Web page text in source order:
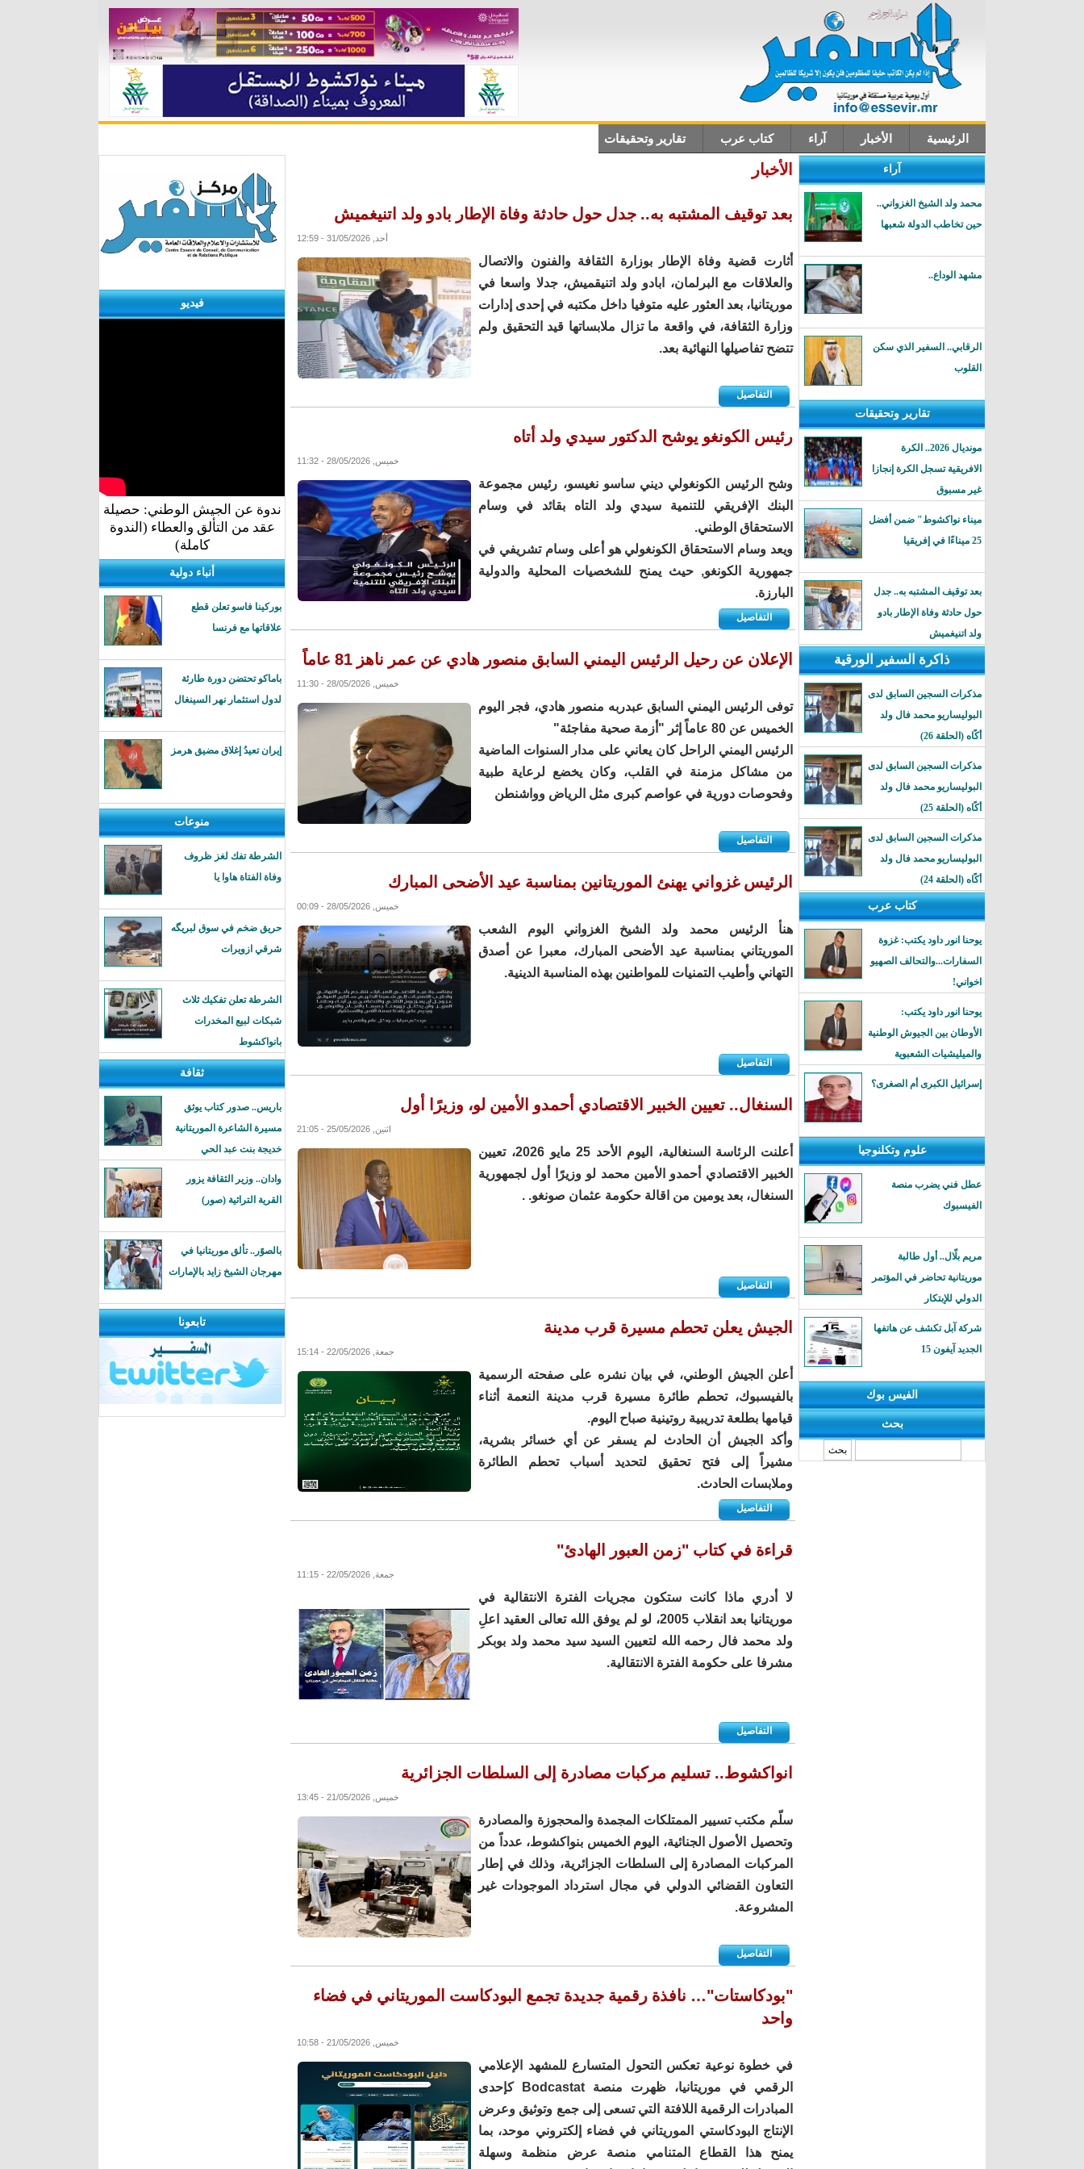
الرئيسية الأخبار آراء كتاب عرب تقارير وتحقيقات
آراء
محمد ولد الشيخ الغزواني..
حين تخاطب الدولة شعبها
مشهد الوداع..
الرقابي.. السفير الذي سكن
القلوب
تقارير وتحقيقات
مونديال 2026.. الكرة
الافريقية تسجل الكرة إنجازا
غير مسبوق
ميناء نواكشوط" ضمن أفضل
25 ميناءًا في إفريقيا
بعد توقيف المشتبه به.. جدل
حول حادثة وفاة الإطار بادو
ولد اتنيغميش
ذاكرة السفير الورقية
مذكرات السجين السابق لدى
البوليساريو محمد فال ولد
أكًاه (الحلقة 26)
مذكرات السجين السابق لدى
البوليساريو محمد فال ولد
أكًاه (الحلقة 25)
مذكرات السجين السابق لدى
البوليساريو محمد فال ولد
أكًاه (الحلقة 24)
كتاب عرب
يوحنا انور داود يكتب: غزوة
السفارات...والتحالف الصهيو
اخواني!
يوحنا انور داود يكتب:
الأوطان بين الجيوش الوطنية
والميليشيات الشعبوية
إسرائيل الكبرى أم الصغرى؟
علوم وتكلنوجيا
عطل فني يضرب منصة
الفيسبوك
مريم بلّال.. أول طالبة
موريتانية تحاضر في المؤتمر
الدولي للإبتكار
شركة آبل تكشف عن هاتفها
الجديد آيفون 15
الفيس بوك
بحث
الأخبار
بعد توقيف المشتبه به.. جدل حول حادثة وفاة الإطار بادو ولد اتنيغميش
أحد, 31/05/2026 - 12:59
أثارت قضية وفاة الإطار بوزارة الثقافة والفنون والاتصال
والعلاقات مع البرلمان، ابادو ولد اتنيقميش، جدلا واسعا في
موريتانيا، بعد العثور عليه متوفيا داخل مكتبه في إحدى إدارات
وزارة الثقافة، في واقعة ما تزال ملابساتها قيد التحقيق ولم
تتضح تفاصيلها النهائية بعد.
التفاصيل
رئيس الكونغو يوشح الدكتور سيدي ولد أتاه
خميس, 28/05/2026 - 11:32
وشح الرئيس الكونغولي ديني ساسو نغيسو، رئيس مجموعة
البنك الإفريقي للتنمية سيدي ولد التاه بقائد في وسام
الاستحقاق الوطني.
ويعد وسام الاستحقاق الكونغولي هو أعلى وسام تشريفي في
جمهورية الكونغو, حيث يمنح للشخصيات المحلية والدولية
البارزة.
التفاصيل
الإعلان عن رحيل الرئيس اليمني السابق منصور هادي عن عمر ناهز 81 عاماً
خميس, 28/05/2026 - 11:30
توفى الرئيس اليمني السابق عبدربه منصور هادي، فجر اليوم
الخميس عن 80 عاماً إثر "أزمة صحية مفاجئة"
الرئيس اليمني الراحل كان يعاني على مدار السنوات الماضية
من مشاكل مزمنة في القلب، وكان يخضع لرعاية طبية
وفحوصات دورية في عواصم كبرى مثل الرياض وواشنطن
التفاصيل
الرئيس غزواني يهنئ الموريتانين بمناسبة عيد الأضحى المبارك
خميس, 28/05/2026 - 00:09
هنأ الرئيس محمد ولد الشيخ الغزواني اليوم الشعب
الموريتاني بمناسبة عيد الأضحى المبارك، معبرا عن أصدق
التهاني وأطيب التمنيات للمواطنين بهذه المناسبة الدينية.
التفاصيل
السنغال.. تعيين الخبير الاقتصادي أحمدو الأمين لو، وزيرًا أول
اثنين, 25/05/2026 - 21:05
أعلنت الرئاسة السنغالية، اليوم الأحد 25 مايو 2026، تعيين
الخبير الاقتصادي أحمدو الأمين محمد لو وزيرًا أول لجمهورية
السنغال، بعد يومين من اقالة حكومة عثمان صونغو. .
التفاصيل
الجيش يعلن تحطم مسيرة قرب مدينة
جمعة, 22/05/2026 - 15:14
أعلن الجيش الوطني، في بيان نشره على صفحته الرسمية
بالفيسبوك، تحطم طائرة مسيرة قرب مدينة النعمة أثناء
قيامها بطلعة تدريبية روتينية صباح اليوم.
وأكد الجيش أن الحادث لم يسفر عن أي خسائر بشرية،
مشيراً إلى فتح تحقيق لتحديد أسباب تحطم الطائرة
وملابسات الحادث.
التفاصيل
قراءة في كتاب "زمن العبور الهادئ"
جمعة, 22/05/2026 - 11:15
لا أدري ماذا كانت ستكون مجريات الفترة الانتقالية في
موريتانيا بعد انقلاب 2005، لو لم يوفق الله تعالى العقيد اعلِ
ولد محمد فال رحمه الله لتعيين السيد سيد محمد ولد بوبكر
مشرفا على حكومة الفترة الانتقالية.
التفاصيل
انواكشوط.. تسليم مركبات مصادرة إلى السلطات الجزائرية
خميس, 21/05/2026 - 13:45
‏سلّم مكتب تسيير الممتلكات المجمدة والمحجوزة والمصادرة
وتحصيل الأصول الجنائية، اليوم الخميس بنواكشوط، عدداً من
المركبات المصادرة إلى السلطات الجزائرية، وذلك في إطار
التعاون القضائي الدولي في مجال استرداد الموجودات غير
المشروعة.
التفاصيل
"بودكاستات"… نافذة رقمية جديدة تجمع البودكاست الموريتاني في فضاء
واحد
خميس, 21/05/2026 - 10:58
في خطوة نوعية تعكس التحول المتسارع للمشهد الإعلامي
الرقمي في موريتانيا، ظهرت منصة Bodcastat كإحدى
المبادرات الرقمية اللافتة التي تسعى إلى جمع وتوثيق وعرض
الإنتاج البودكاستي الموريتاني في فضاء إلكتروني موحد، بما
يمنح هذا القطاع المتنامي منصة عرض منظمة وسهلة
فيديو
ندوة عن الجيش الوطني: حصيلة
عقد من التألق والعطاء (الندوة
كاملة)
أنباء دولية
بوركينا فاسو تعلن قطع
علاقاتها مع فرنسا
باماكو تحتضن دورة طارئة
لدول استثمار نهر السينغال
إيران تعيدُ إغلاق مضيق هرمز
منوعات
الشرطة تفك لغز ظروف
وفاة الفتاة هاوا يا
حريق ضخم في سوق لبريگه
شرقي ازويرات
الشرطة تعلن تفكيك ثلاث
شبكات لبيع المخدرات
بانواكشوط
ثقافة
باريس.. صدور كتاب يوثق
مسيرة الشاعرة الموريتانية
خديجة بنت عبد الحي
وادان.. وزير الثقافة يزور
القرية التراثية (صور)
بالصوًر.. تألق موريتانيا في
مهرجان الشيخ زايد بالإمارات
تابعونا